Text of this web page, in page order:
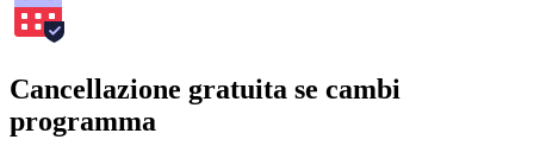
Cancellazione gratuita se cambi
programma